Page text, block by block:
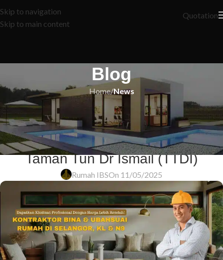
Skip to navigation
Skip to main content
Quotation
Blog
Home/News
NEWS
Transformasi Impian: Kontraktor
Bina & Renovasi Rumah Terbaik di
Taman Tun Dr Ismail (TTDI)
Rumah IBSOn 11/05/2025